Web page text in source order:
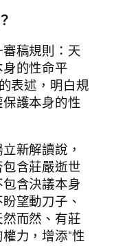
稿規則：天
的性命平
表述，明白規
護本身的性
新解讀說，
含莊嚴逝世
含決議本身
望動刀子、
而然、有莊
力，增添“性